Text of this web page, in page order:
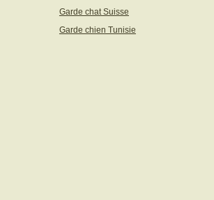
Garde chat Suisse
Garde chien Tunisie